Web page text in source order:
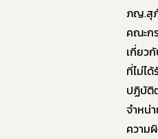
ภญ.สุภั
คณะก
เกี่ยว
ที่ไม่ไ
ปฏิบั
จำหน่
ความ